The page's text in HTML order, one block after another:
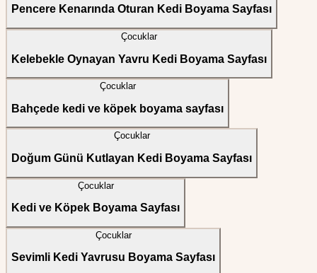
Pencere Kenarında Oturan Kedi Boyama Sayfası
Çocuklar
Kelebekle Oynayan Yavru Kedi Boyama Sayfası
Çocuklar
Bahçede kedi ve köpek boyama sayfası
Çocuklar
Doğum Günü Kutlayan Kedi Boyama Sayfası
Çocuklar
Kedi ve Köpek Boyama Sayfası
Çocuklar
Sevimli Kedi Yavrusu Boyama Sayfası